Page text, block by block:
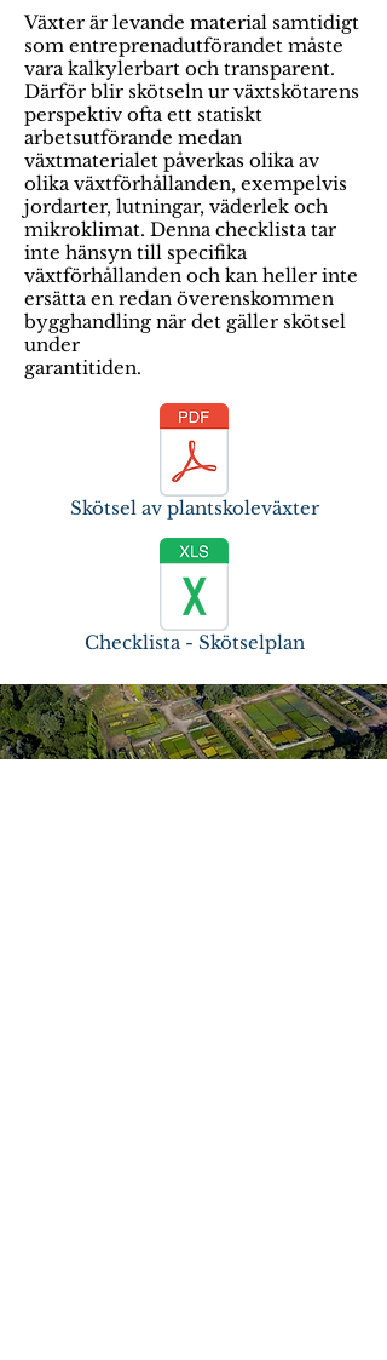
Växter är levande material samtidigt
som entreprenadutförandet måste
vara kalkylerbart och transparent.
Därför blir skötseln ur växtskötarens
perspektiv ofta ett statiskt
arbetsutförande medan
växtmaterialet påverkas olika av
olika växtförhållanden, exempelvis
jordarter, lutningar, väderlek och
mikroklimat. Denna checklista tar
inte hänsyn till specifika
växtförhållanden och kan heller inte
ersätta en redan överenskommen
bygghandling när det gäller skötsel
under
garantitiden.
Skötsel av plantskoleväxter
Checklista - Skötselplan